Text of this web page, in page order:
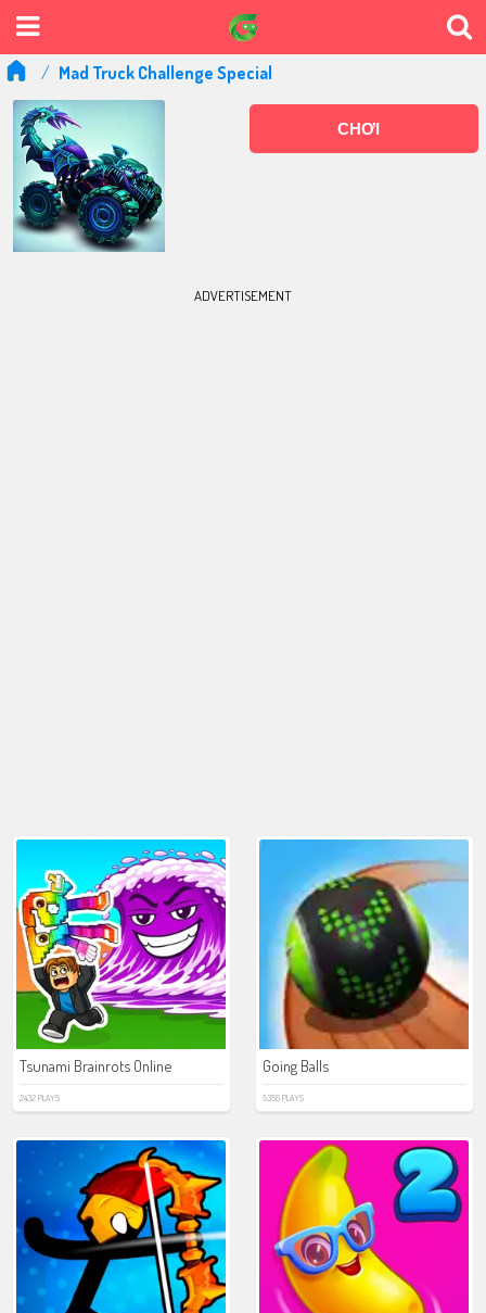
Mad Truck Challenge Special
CHƠI
ADVERTISEMENT
Tsunami Brainrots Online
2432 PLAYS
Going Balls
5356 PLAYS